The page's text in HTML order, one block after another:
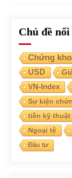
Chủ đề
Chứng
USD
VN-Index
Sự kiện
tiền kỹ thuật
Ngoại tệ
Đầu tư